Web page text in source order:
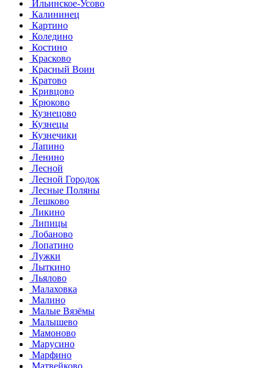
Ильинское-Усово
Калининец
Картино
Коледино
Костино
Красково
Красный Воин
Кратово
Кривцово
Крюково
Кузнецово
Кузнецы
Кузнечики
Лапино
Ленино
Лесной
Лесной Городок
Лесные Поляны
Лешково
Ликино
Липицы
Лобаново
Лопатино
Лужки
Лыткино
Льялово
Малаховка
Малино
Малые Вязёмы
Малышево
Мамоново
Марусино
Марфино